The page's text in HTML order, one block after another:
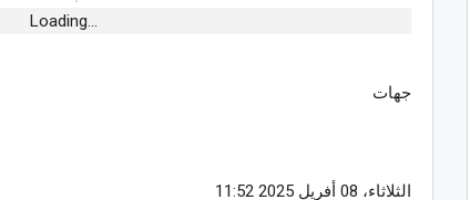
Loading...
جهات
الثلاثاء، 08 أفريل 2025 11:52
نادي حمام الأنف يفوز على نجمةالمتلوي
القيروان.. “خيال جميل” يمتع الأطفال